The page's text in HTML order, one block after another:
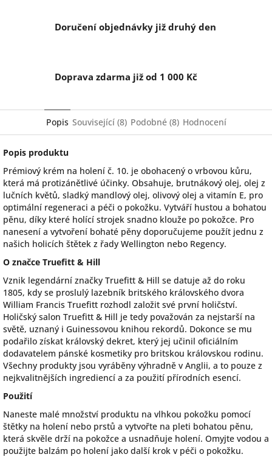
Doručení objednávky již druhý den
Doprava zdarma již od 1 000 Kč
Popis Související (8) Podobné (8) Hodnocení
Popis produktu
Prémiový krém na holení č. 10. je obohacený o vrbovou kůru,
která má protizánětlivé účinky. Obsahuje, brutnákový olej, olej z
lučních květů, sladký mandlový olej, olivový olej a vitamín E, pro
optimální regeneraci a péči o pokožku. Vytváří hustou a bohatou
pěnu, díky které holící strojek snadno klouže po pokožce. Pro
nanesení a vytvoření bohaté pěny doporučujeme použít jednu z
našich holicích štětek z řady Wellington nebo Regency.
O značce Truefitt & Hill
Vznik legendární značky Truefitt & Hill se datuje až do roku
1805, kdy se proslulý lazebník britského královského dvora
William Francis Truefitt rozhodl založit své první holičství.
Holičský salon Truefitt & Hill je tedy považován za nejstarší na
světě, uznaný i Guinessovou knihou rekordů. Dokonce se mu
podařilo získat královský dekret, který jej učinil oficiálním
dodavatelem pánské kosmetiky pro britskou královskou rodinu.
Všechny produkty jsou vyráběny výhradně v Anglii, a to pouze z
nejkvalitnějších ingrediencí a za použití přírodních esencí.
Použití
Naneste malé množství produktu na vlhkou pokožku pomocí
štětky na holení nebo prstů a vytvořte na pleti bohatou pěnu,
která skvěle drží na pokožce a usnadňuje holení. Omyjte vodou a
použijte balzám po holení jako další krok v péči o pokožku.